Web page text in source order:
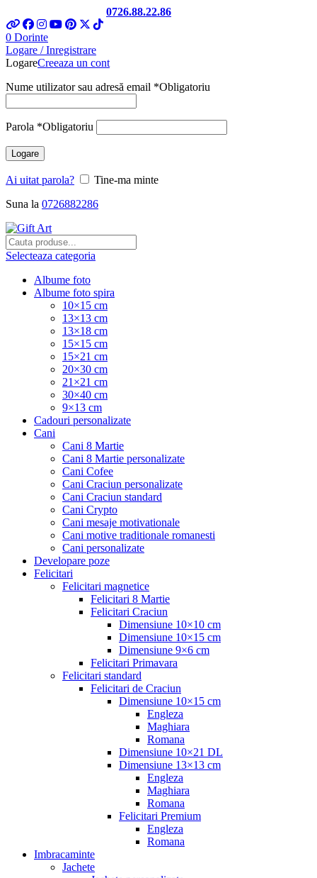
0726.88.22.86
0 Dorinte
Logare / Inregistrare
LogareCreeaza un cont
Nume utilizator sau adresă email *Obligatoriu
Parola *Obligatoriu
Logare
Ai uitat parola?
Tine-ma minte
Suna la 0726882286
Selecteaza categoria
Albume foto
Albume foto spira
10×15 cm
13×13 cm
13×18 cm
15×15 cm
15×21 cm
20×30 cm
21×21 cm
30×40 cm
9×13 cm
Cadouri personalizate
Cani
Cani 8 Martie
Cani 8 Martie personalizate
Cani Cofee
Cani Craciun personalizate
Cani Craciun standard
Cani Crypto
Cani mesaje motivationale
Cani motive traditionale romanesti
Cani personalizate
Developare poze
Felicitari
Felicitari magnetice
Felicitari 8 Martie
Felicitari Craciun
Dimensiune 10×10 cm
Dimensiune 10×15 cm
Dimensiune 9×6 cm
Felicitari Primavara
Felicitari standard
Felicitari de Craciun
Dimensiune 10×15 cm
Engleza
Maghiara
Romana
Dimensiune 10×21 DL
Dimensiune 13×13 cm
Engleza
Maghiara
Romana
Felicitari Premium
Engleza
Romana
Imbracaminte
Jachete